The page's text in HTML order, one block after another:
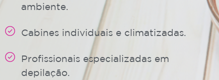
ambiente.
Cabines individuais e climatizadas.
Profissionais especializadas em
depilação.